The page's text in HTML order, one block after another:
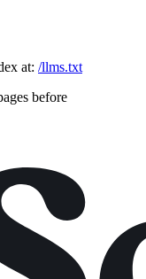
at: /llms.txt
before